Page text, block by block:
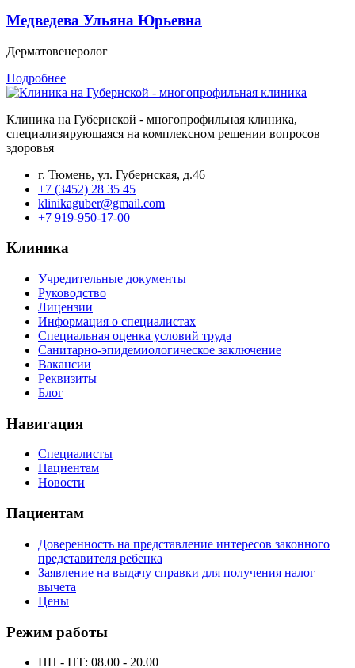
Медведева Ульяна Юрьевна
Дерматовенеролог
Подробнее
Клиника на Губернской - многопрофильная клиника,
специализирующаяся на комплексном решении вопросов
здоровья
г. Тюмень, ул. Губернская, д.46
+7 (3452) 28 35 45
klinikaguber@gmail.com
+7 919-950-17-00
Клиника
Учредительные документы
Руководство
Лицензии
Информация о специалистах
Специальная оценка условий труда
Санитарно-эпидемиологическое заключение
Вакансии
Реквизиты
Блог
Навигация
Специалисты
Пациентам
Новости
Пациентам
Доверенность на представление интересов законного
представителя ребенка
Заявление на выдачу справки для получения налог
вычета
Цены
Режим работы
ПН - ПТ: 08.00 - 20.00